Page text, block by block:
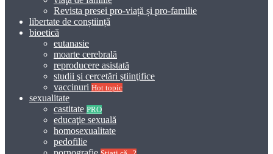
Revista presei pro-viață și pro-familie
libertate de conștiință
bioetică
eutanasie
moarte cerebrală
reproducere asistată
studii şi cercetări ştiinţifice
vaccinuri Hot topic
sexualitate
castitate PRO
educaţie sexuală
homosexualitate
pedofilie